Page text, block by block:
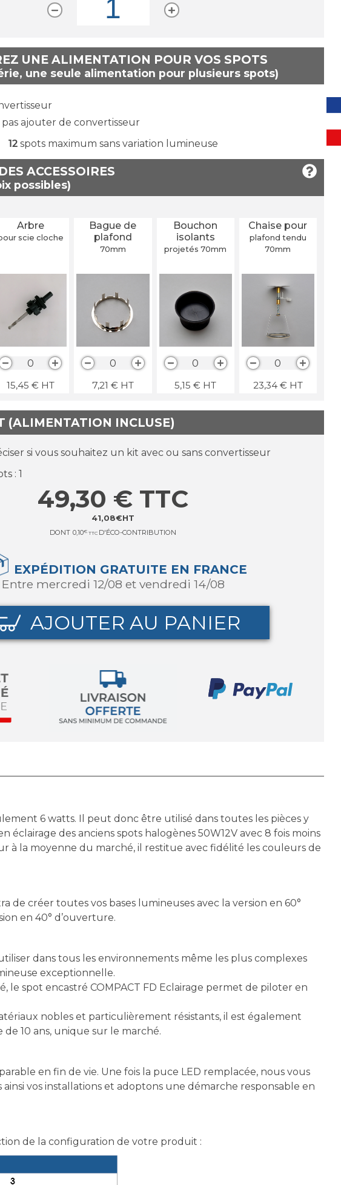
UNE ALIMENTATION POUR VOS SPOTS
une seule alimentation pour plusieurs spots)
ajouter de convertisseur
12spots maximum sans variation lumineuse
ACCESSOIRES
Arbre
scie cloche
0
15,45 € HT
Bague de
plafond
70mm
0
7,21 € HT
Bouchon
isolants
projetés 70mm
0
5,15 € HT
Chaise pour
plafond tendu
70mm
0
23,34 € HT
(ALIMENTATION INCLUSE)
si vous souhaitez un kit avec ou sans convertisseur
1
41,08€HT
49,30 € TTC
DONT 0,10€ TTC D'ÉCO-CONTRIBUTION
EXPÉDITION GRATUITE EN FRANCE
entre mercredi 12/08 et vendredi 14/08
AJOUTER AU PANIER
6 watts. Il peut donc être utilisé dans toutes les pièces y
éclairage des anciens spots halogènes 50W12V avec 8 fois moins
à la moyenne du marché, il restitue avec fidélité les couleurs de
de créer toutes vos bases lumineuses avec la version en 60°
en 40° d’ouverture.
dans tous les environnements même les plus complexes
exceptionnelle.
le spot encastré COMPACT FD Eclairage permet de piloter en
nobles et particulièrement résistants, il est également
10 ans, unique sur le marché.
en fin de vie. Une fois la puce LED remplacée, nous vous
vos installations et adoptons une démarche responsable en
de la configuration de votre produit :